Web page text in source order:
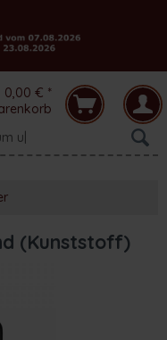
0,00 € *
(Kunststoff)